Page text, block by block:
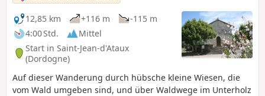
12,85 km
+116 m
-115 m
4:00 Std.
Mittel
Start in Saint-Jean-d'Ataux
(Dordogne)
Auf dieser Wanderung durch hübsche kleine Wiesen, die
vom Wald umgeben sind, und über Waldwege im Unterholz